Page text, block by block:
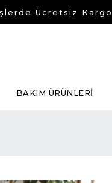
Ücretsiz Kargo
BAKIM ÜRÜNLERİ